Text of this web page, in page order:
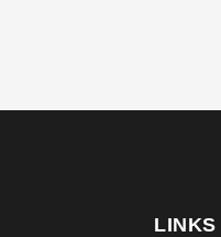
LINKS